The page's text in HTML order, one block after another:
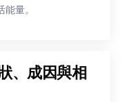
量。
、成因與相